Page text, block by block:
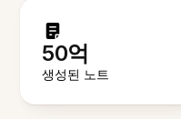
50억
생성된 노트